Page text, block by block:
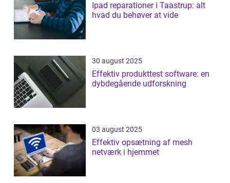
Ipad reparationer i Taastrup: alt
hvad du behøver at vide
30 august 2025
Effektiv produkttest software: en
dybdegående udforskning
03 august 2025
Effektiv opsætning af mesh
netværk i hjemmet